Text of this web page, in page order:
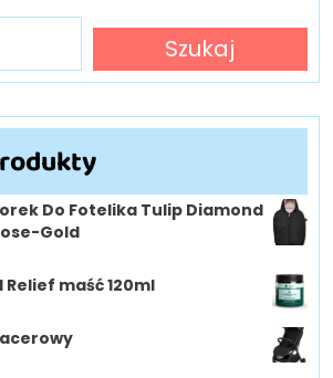
Szukaj
Do Fotelika Tulip Diamond
Gold
Relief maść 120ml